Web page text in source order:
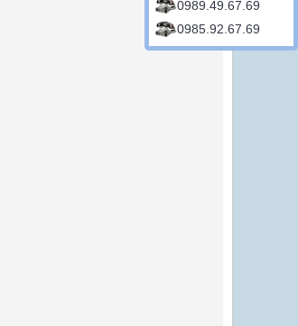
0989.49.67.69
0985.92.67.69